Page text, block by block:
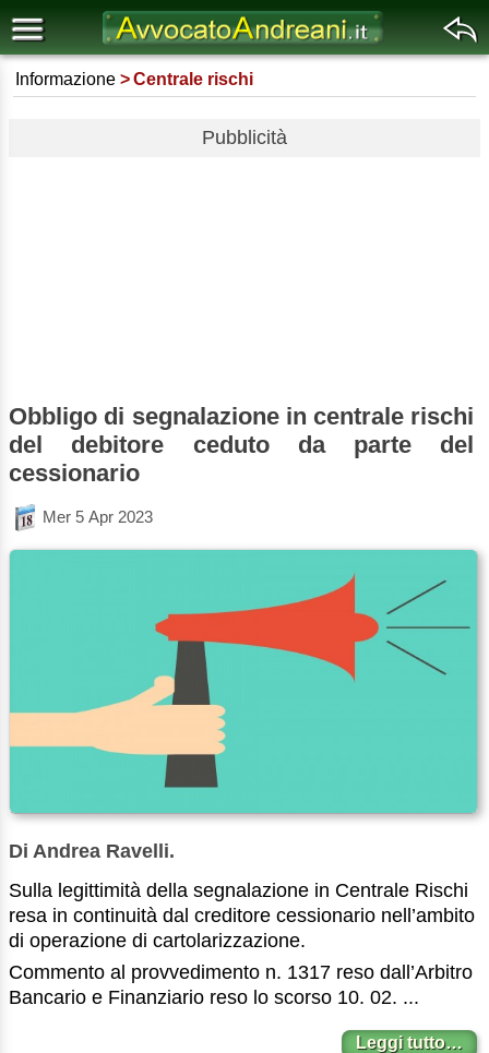
Informazione Centrale rischi
Pubblicità
Obbligo di segnalazione in centrale rischi
del debitore ceduto da parte del
cessionario
Mer 5 Apr 2023
Di Andrea Ravelli.
Sulla legittimità della segnalazione in Centrale Rischi
resa in continuità dal creditore cessionario nell’ambito
di operazione di cartolarizzazione.
Commento al provvedimento n. 1317 reso dall’Arbitro
Bancario e Finanziario reso lo scorso 10. 02. ...
Leggi tutto…